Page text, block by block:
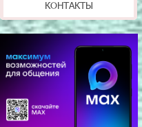
КОНТАКТЫ